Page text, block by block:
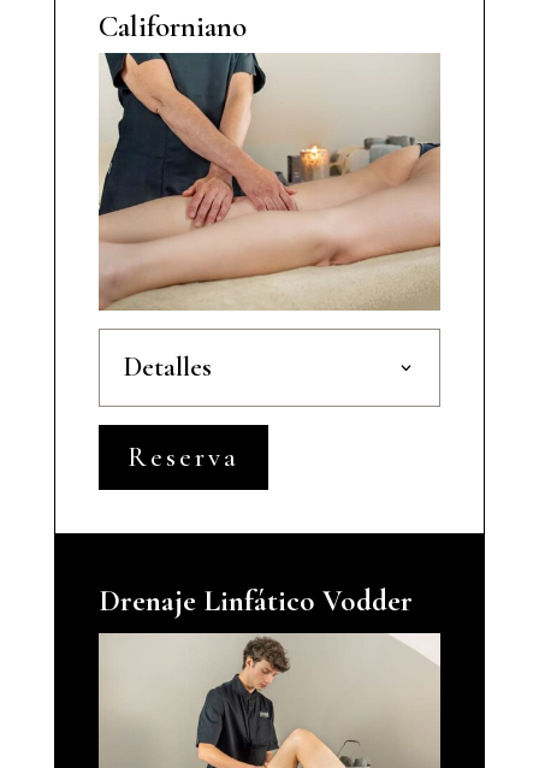
Californiano
Detalles
Reserva
Drenaje Linfático Vodder